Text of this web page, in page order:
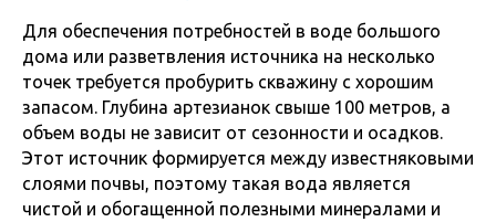
Для обеспечения потребностей в воде большого
дома или разветвления источника на несколько
точек требуется пробурить скважину с хорошим
запасом. Глубина артезианок свыше 100 метров, а
объем воды не зависит от сезонности и осадков.
Этот источник формируется между известняковыми
слоями почвы, поэтому такая вода является
чистой и обогащенной полезными минералами и